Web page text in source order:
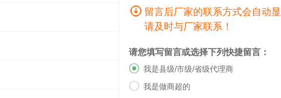
留言后厂家的联系方式会自动显
请及时与厂家联系！
请您填写留言或选择下列快捷留言：
 我是县级/市级/省级代理商
 我是做商超的